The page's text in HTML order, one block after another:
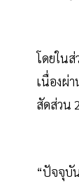
โดยใน
เนื่องผ่
สัดส่วน
“ปัจจุบั